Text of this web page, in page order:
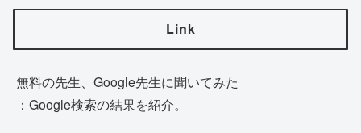
Link
無料の先生、Google先生に聞いてみた
：Google検索の結果を紹介。